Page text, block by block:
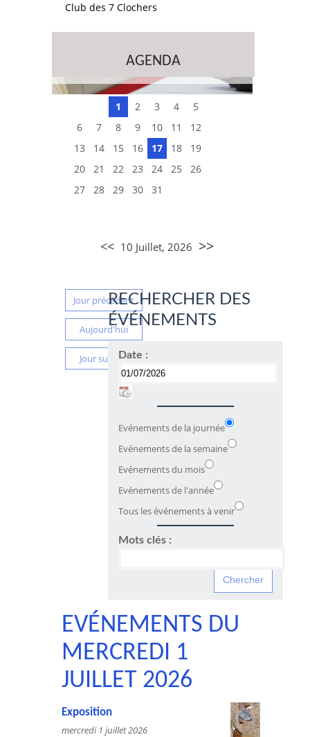
Club des 7 Clochers
AGENDA
1 2 3 4
5
6
7 8 9 10 11
12
13
14 15 16 17 18
19
20
21 22 23 24 25
26
27
28 29 30 31
<< 10 Juillet, 2026 >>
Jour précédent
Aujourd'hui
Jour suivant
RECHERCHER DES
ÉVÉNEMENTS
Date :
Evénements de la journée
Evénements de la semaine
Evénements du mois
Evénements de l'année
Tous les événements à venir
Mots clés :
EVÉNEMENTS DU
MERCREDI 1
JUILLET 2026
Exposition
mercredi 1 juillet 2026